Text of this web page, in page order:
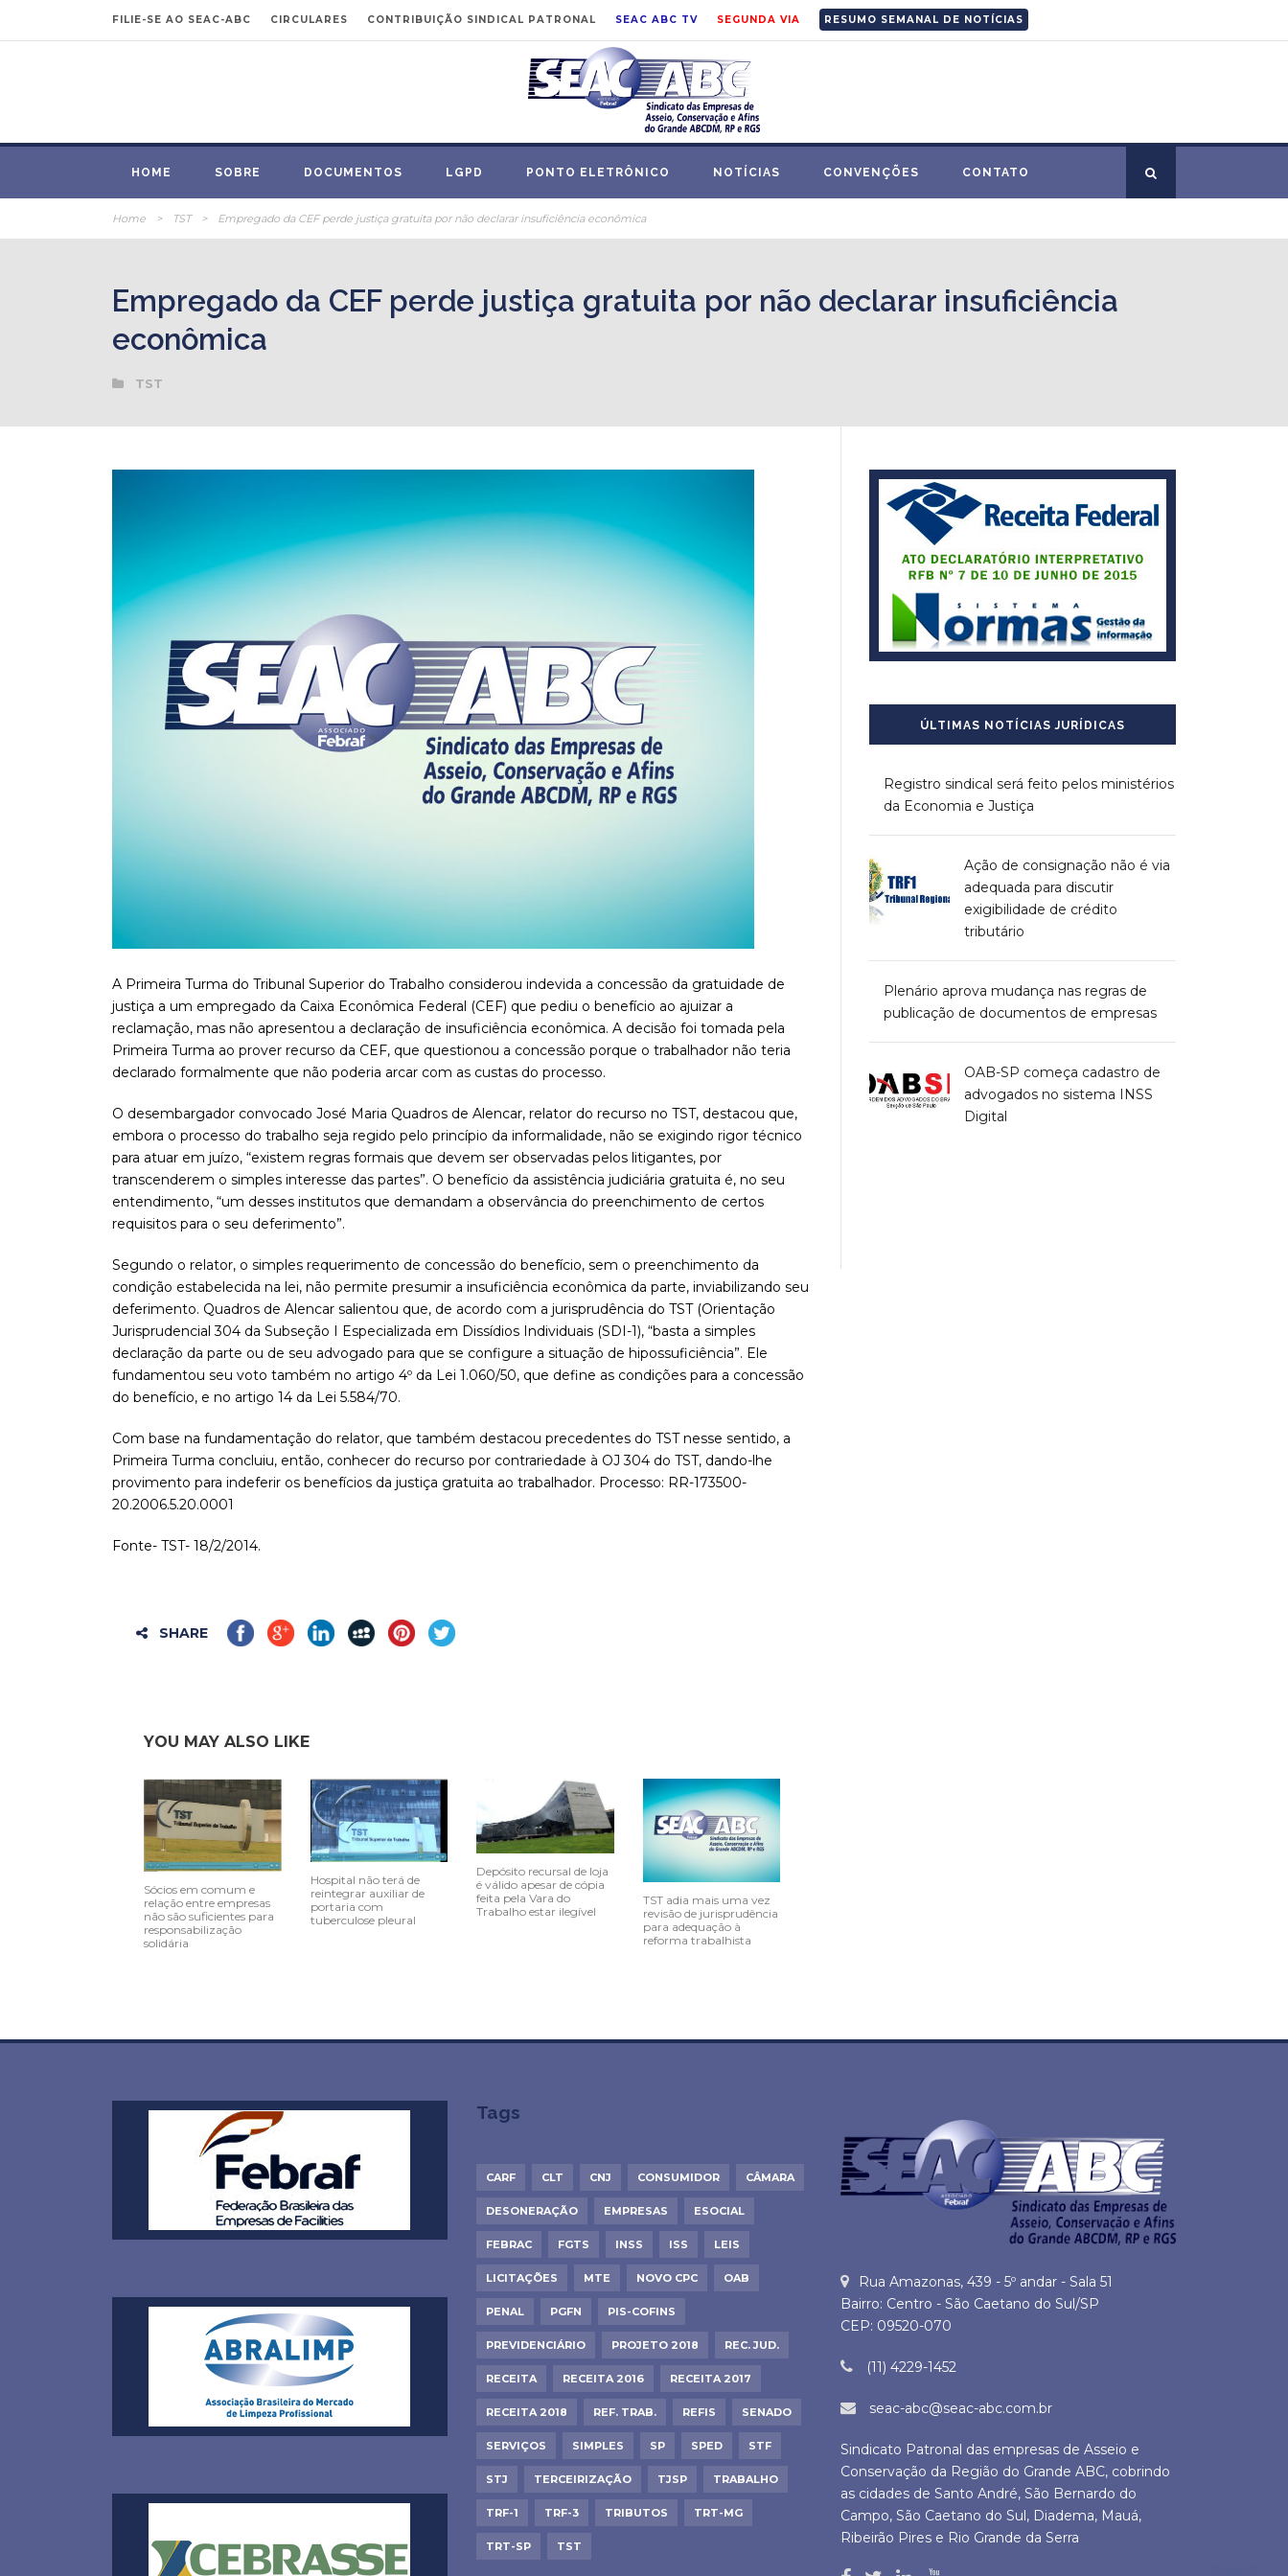
FILIE-SE AO SEAC-ABC CIRCULARES CONTRIBUIÇÃO SINDICAL PATRONAL SEAC ABC TV SEGUNDA VIA RESUMO SEMANAL DE NOTÍCIAS
HOME SOBRE DOCUMENTOS LGPD PONTO ELETRÔNICO NOTÍCIAS CONVENÇÕES CONTATO
Home > TST > Empregado da CEF perde justiça gratuita por não declarar insuficiência econômica
Empregado da CEF perde justiça gratuita por não declarar insuficiência
econômica
TST
A Primeira Turma do Tribunal Superior do Trabalho considerou indevida a concessão da gratuidade de
justiça a um empregado da Caixa Econômica Federal (CEF) que pediu o benefício ao ajuizar a
reclamação, mas não apresentou a declaração de insuficiência econômica. A decisão foi tomada pela
Primeira Turma ao prover recurso da CEF, que questionou a concessão porque o trabalhador não teria
declarado formalmente que não poderia arcar com as custas do processo.
O desembargador convocado José Maria Quadros de Alencar, relator do recurso no TST, destacou que,
embora o processo do trabalho seja regido pelo princípio da informalidade, não se exigindo rigor técnico
para atuar em juízo, “existem regras formais que devem ser observadas pelos litigantes, por
transcenderem o simples interesse das partes”. O benefício da assistência judiciária gratuita é, no seu
entendimento, “um desses institutos que demandam a observância do preenchimento de certos
requisitos para o seu deferimento”.
Segundo o relator, o simples requerimento de concessão do benefício, sem o preenchimento da
condição estabelecida na lei, não permite presumir a insuficiência econômica da parte, inviabilizando seu
deferimento. Quadros de Alencar salientou que, de acordo com a jurisprudência do TST (Orientação
Jurisprudencial 304 da Subseção I Especializada em Dissídios Individuais (SDI-1), “basta a simples
declaração da parte ou de seu advogado para que se configure a situação de hipossuficiência”. Ele
fundamentou seu voto também no artigo 4º da Lei 1.060/50, que define as condições para a concessão
do benefício, e no artigo 14 da Lei 5.584/70.
Com base na fundamentação do relator, que também destacou precedentes do TST nesse sentido, a
Primeira Turma concluiu, então, conhecer do recurso por contrariedade à OJ 304 do TST, dando-lhe
provimento para indeferir os benefícios da justiça gratuita ao trabalhador. Processo: RR-173500-
20.2006.5.20.0001
Fonte- TST- 18/2/2014.
SHARE
YOU MAY ALSO LIKE
Sócios em comum e
relação entre empresas
não são suficientes para
responsabilização
solidária
Hospital não terá de
reintegrar auxiliar de
portaria com
tuberculose pleural
Depósito recursal de loja
é válido apesar de cópia
feita pela Vara do
Trabalho estar ilegível
TST adia mais uma vez
revisão de jurisprudência
para adequação à
reforma trabalhista
ÚLTIMAS NOTÍCIAS JURÍDICAS
Registro sindical será feito pelos ministérios
da Economia e Justiça
Ação de consignação não é via
adequada para discutir
exigibilidade de crédito
tributário
Plenário aprova mudança nas regras de
publicação de documentos de empresas
OAB-SP começa cadastro de
advogados no sistema INSS
Digital
Tags
CARF CLT CNJ CONSUMIDOR CÂMARA
DESONERAÇÃO EMPRESAS ESOCIAL
FEBRAC FGTS INSS ISS LEIS
LICITAÇÕES MTE NOVO CPC OAB
PENAL PGFN PIS-COFINS
PREVIDENCIÁRIO PROJETO 2018 REC. JUD.
RECEITA RECEITA 2016 RECEITA 2017
RECEITA 2018 REF. TRAB. REFIS SENADO
SERVIÇOS SIMPLES SP SPED STF
STJ TERCEIRIZAÇÃO TJSP TRABALHO
TRF-1 TRF-3 TRIBUTOS TRT-MG
TRT-SP TST
Rua Amazonas, 439 - 5º andar - Sala 51
Bairro: Centro - São Caetano do Sul/SP
CEP: 09520-070
(11) 4229-1452
seac-abc@seac-abc.com.br
Sindicato Patronal das empresas de Asseio e
Conservação da Região do Grande ABC, cobrindo
as cidades de Santo André, São Bernardo do
Campo, São Caetano do Sul, Diadema, Mauá,
Ribeirão Pires e Rio Grande da Serra